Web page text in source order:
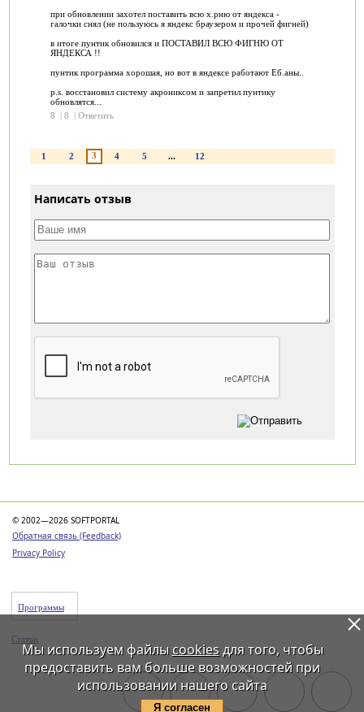
при обновлении захотел поставить всю х.рню от яндекса -
галочки снял (не пользуюсь я яндекс браузером и прочей фигней)
в итоге пунтик обновился и ПОСТАВИЛ ВСЮ ФИГНЮ ОТ
ЯНДЕКСА !!
пунтик программа хорошая, но вот в яндексе работают Еб.аны..
p.s. восстановил систему акрониксом и запретил пунтику
обновлятся...
8
| 8 | Ответить
1 2 3 4 5 ... 12
Написать отзыв
© 2002—2026 SOFTPORTAL
Обратная связь (Feedback)
Privacy Policy
Программы
Статьи
Мы используем файлы cookiesдля того, чтобы
предоставить вам больше возможностей при
использовании нашего сайта